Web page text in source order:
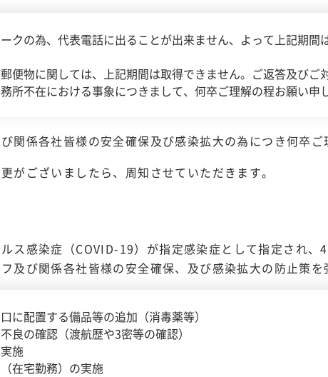
ークの為、代表電話に出ることが出来ません、よって上記期
便物に関しては、上記期間は取得できません。ご返答及びご
所不在における事象につきまして、何卒ご理解の程お願い申
関係各社皆様の安全確保及び感染拡大の為につき何卒ご
がございましたら、周知させていただきます。
ス感染症（COVID-19）が指定感染症として指定され
及び関係各社皆様の安全確保、及び感染拡大の防止策を
に配置する備品等の追加（消毒薬等）
良の確認（渡航歴や3密等の確認）
施
在宅勤務）の実施